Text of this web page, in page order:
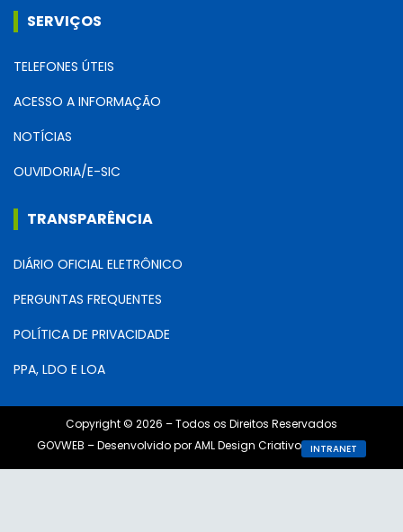
SERVIÇOS
TELEFONES ÚTEIS
ACESSO A INFORMAÇÃO
NOTÍCIAS
OUVIDORIA/E-SIC
TRANSPARÊNCIA
DIÁRIO OFICIAL ELETRÔNICO
PERGUNTAS FREQUENTES
POLÍTICA DE PRIVACIDADE
PPA, LDO E LOA
Copyright © 2026 – Todos os Direitos Reservados
GOVWEB – Desenvolvido por AML Design Criativo
INTRANET